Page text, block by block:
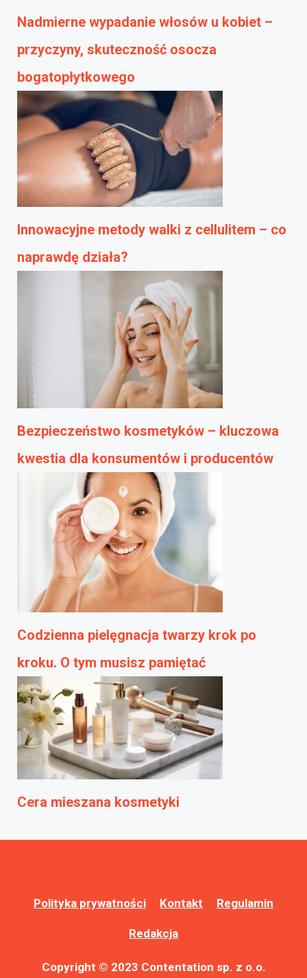
Nadmierne wypadanie włosów u kobiet –
przyczyny, skuteczność osocza
bogatopłytkowego
Innowacyjne metody walki z cellulitem – co
naprawdę działa?
Bezpieczeństwo kosmetyków – kluczowa
kwestia dla konsumentów i producentów
Codzienna pielęgnacja twarzy krok po
kroku. O tym musisz pamiętać
Cera mieszana kosmetyki
Polityka prywatności Kontakt Regulamin
Redakcja
Copyright © 2023 Contentation sp. z o.o.